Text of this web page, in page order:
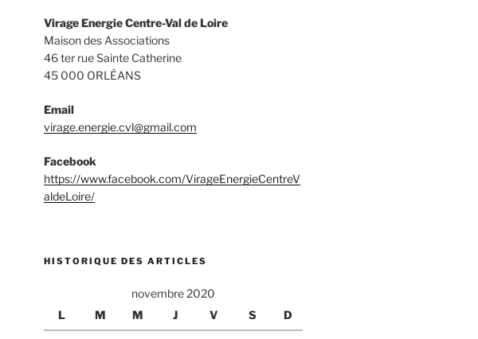
Virage Energie Centre-Val de Loire
Maison des Associations
46 ter rue Sainte Catherine
45 000 ORLÉANS
Email
virage.energie.cvl@gmail.com
Facebook
https://www.facebook.com/VirageEnergieCentreV
aldeLoire/
HISTORIQUE DES ARTICLES
novembre 2020
L
M M J V S D